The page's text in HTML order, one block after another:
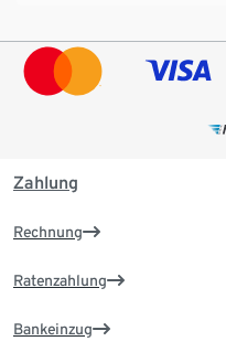
Zahlung
Rechnung
Ratenzahlung
Bankeinzug